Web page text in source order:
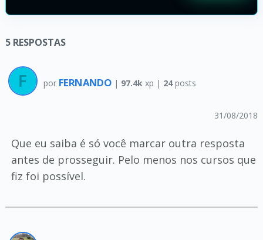
5 RESPOSTAS
por FERNANDO | 97.4k xp | 24posts
31/08/2018
Que eu saiba é só você marcar outra resposta
antes de prosseguir. Pelo menos nos cursos que
fiz foi possível.